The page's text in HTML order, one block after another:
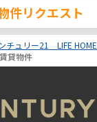
件リクエスト
チュリー21 LIFE HOME
貸物件